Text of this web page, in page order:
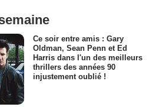
Ce soir entre amis : Gary
Oldman, Sean Penn et Ed
Harris dans l'un des meilleurs
thrillers des années 90
injustement oublié !